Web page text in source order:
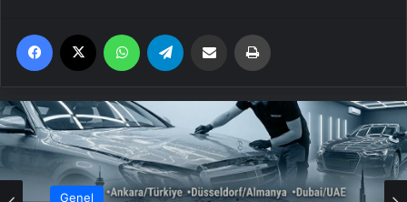
Facebook WhatsApp Email'den paylaş